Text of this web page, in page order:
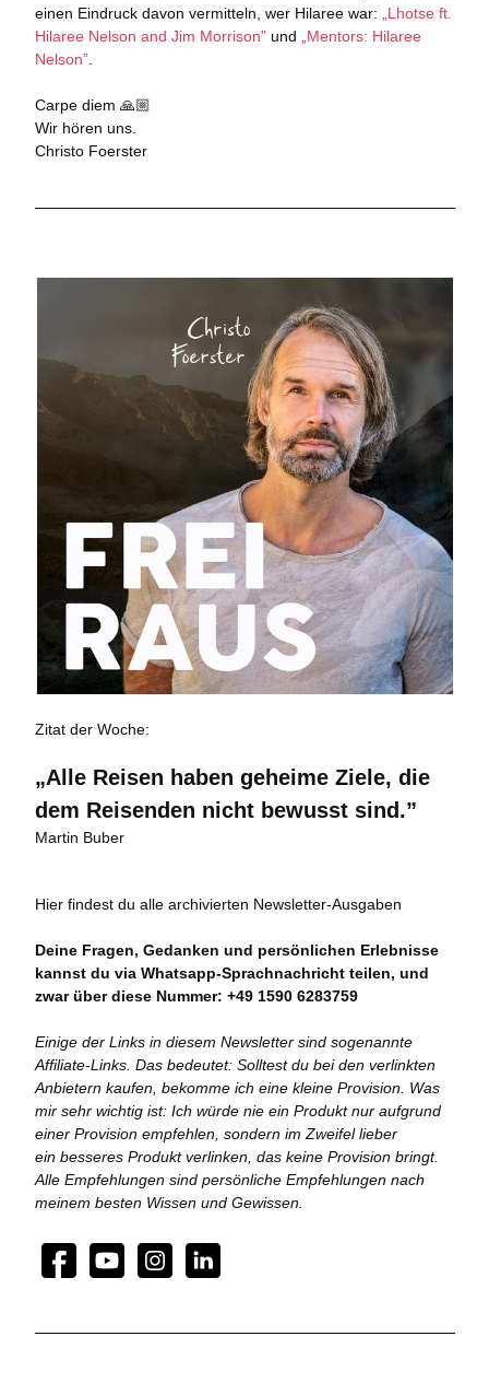
einen Eindruck davon vermitteln, wer Hilaree war:
„Lhotse ft.
Hilaree Nelson and Jim Morrison”und
„Mentors: Hilaree
Nelson”.
Carpe diem 🙏🏼
Wir hören uns.
Christo Foerster
Zitat der Woche:
„Alle Reisen haben geheime Ziele, die
dem Reisenden nicht bewusst sind.”
Martin Buber
Hier findest du alle archivierten Newsletter-Ausgaben
Deine Fragen, Gedanken und persönlichen Erlebnisse
kannst du via Whatsapp-Sprachnachricht teilen, und
zwar über diese Nummer: +49 1590 6283759
Einige der Links in diesem Newsletter sind sogenannte
Affiliate-Links. Das bedeutet: Solltest du bei den verlinkten
Anbietern kaufen, bekomme ich eine kleine Provision. Was
mir sehr wichtig ist: Ich würde nie ein Produkt nur aufgrund
einer Provision empfehlen, sondern im Zweifel lieber
ein besseres Produkt verlinken, das keine Provision bringt.
Alle Empfehlungen sind persönliche Empfehlungen nach
meinem besten Wissen und Gewissen.